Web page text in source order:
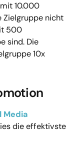
10.000
Zielgruppe nicht
500
sind. Die
10x
Media
die effektivste